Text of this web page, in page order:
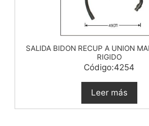
SALIDA BIDON RECUP A UNION
RIGIDO
Código:4254
Leer más